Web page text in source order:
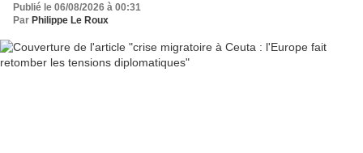
Publié le 06/08/2026 à 00:31
Par Philippe Le Roux